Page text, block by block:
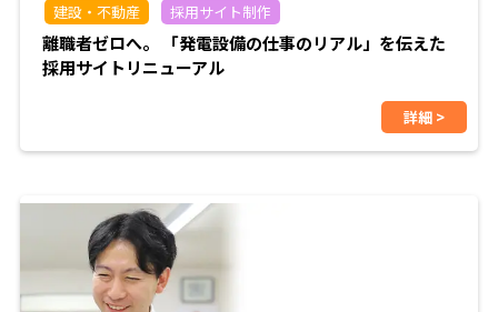
建設・不動産 採用サイト制作
離職者ゼロへ。 「発電設備の仕事のリアル」を伝えた
採用サイトリニューアル
詳細 >